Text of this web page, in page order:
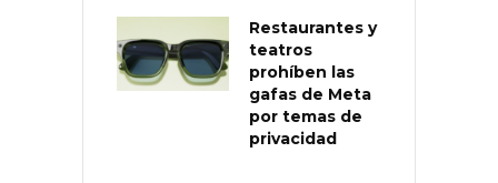
Restaurantes y
teatros
prohíben las
gafas de Meta
por temas de
privacidad